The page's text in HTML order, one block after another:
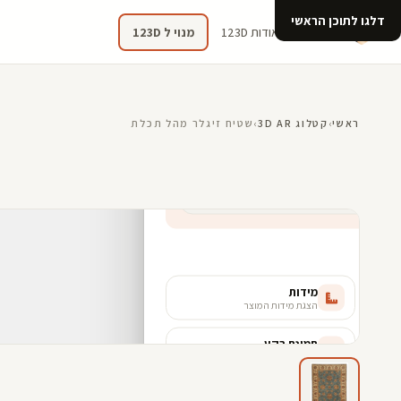
דלגו לתוכן הראשי
קטלוג אודות 123D מנוי ל 123D
ראשי› קטלוג 3D AR › שטיח זיגלר מהל תכלת